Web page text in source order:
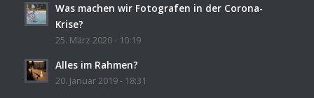
Was machen wir Fotografen in der Corona-
Krise?
25. März 2020 - 10:19
Alles im Rahmen?
20. Januar 2019 - 18:31